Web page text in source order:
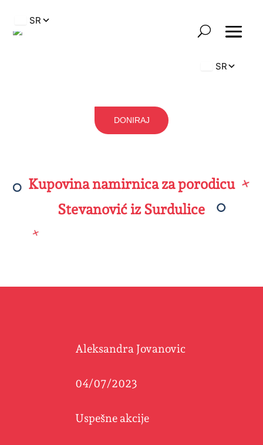
DONIRAJ
Kupovina namirnica za porodicu
Stevanović iz Surdulice
Aleksandra Jovanovic
04/07/2023
Uspešne akcije